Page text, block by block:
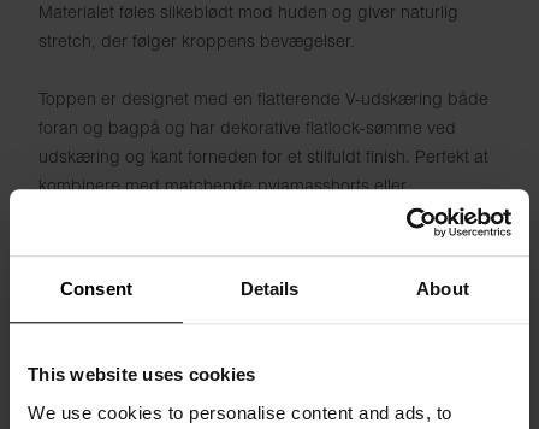
Consent Details About
This website uses cookies
We use cookies to personalise content and ads, to
Materialet føles silkeblødt mod huden og giver naturlig
stretch, der følger kroppens bevægelser.
Toppen er designet med en flatterende V-udskæring både
foran og bagpå og har dekorative flatlock-sømme ved
udskæring og kant forneden for et stilfuldt finish. Perfekt at
kombinere med matchende pyjamasshorts eller
pyjamasbukser for et komplet og behageligt look.
til natten som til afslappet loungewear.
Materiale: 95% Micro Modal, 5% Elastan
Modellen på billedet er 173 cm høj og bruger størrelse S.